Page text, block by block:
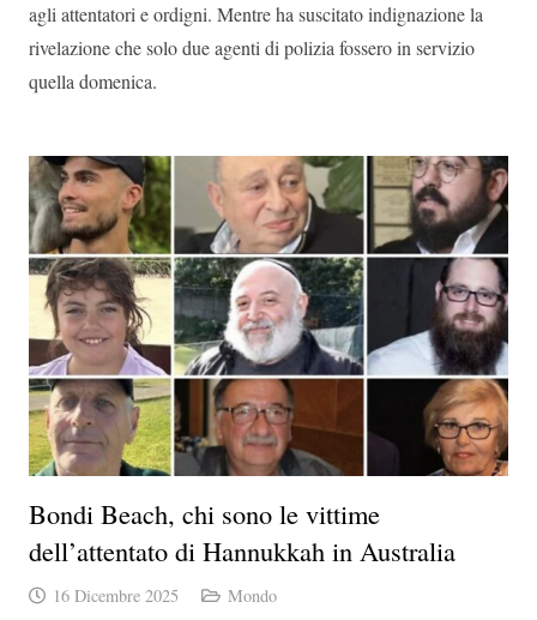
agli attentatori e ordigni. Mentre ha suscitato indignazione la
rivelazione che solo due agenti di polizia fossero in servizio
quella domenica.
Bondi Beach, chi sono le vittime
dell’attentato di Hannukkah in Australia
16 Dicembre 2025 Mondo